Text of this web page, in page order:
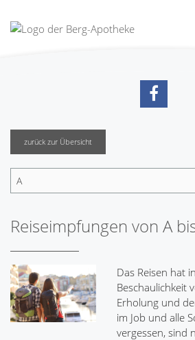
zurück zur Übersicht
Reiseimpfungen von A
Das Reisen hat
Beschaulichkeit
Erholung und
im Job und alle
vergessen, sind